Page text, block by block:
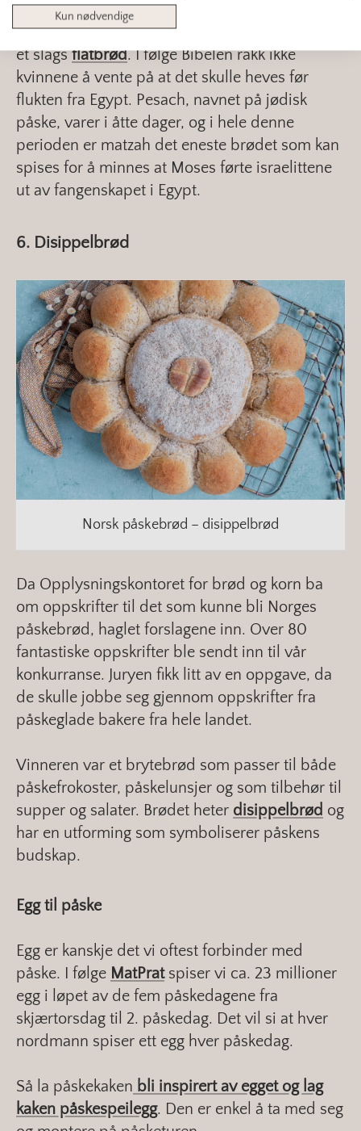
ikke har hevet) som er laget av mel og vann og
bakt på under 18 minutter, og som derfor ligner
et slagsflatbrød. I følge Bibelen rakk ikke
kvinnene å vente på at det skulle heves før
flukten fra Egypt. Pesach, navnet på jødisk
påske, varer i åtte dager, og i hele denne
perioden er matzah det eneste brødet som kan
spises for å minnes at Moses førte israelittene
ut av fangenskapet i Egypt.
6. Disippelbrød
Norsk påskebrød – disippelbrød
Da Opplysningskontoret for brød og korn ba
om oppskrifter til det som kunne bli Norges
påskebrød, haglet forslagene inn. Over 80
fantastiske oppskrifter ble sendt inn til vår
konkurranse. Juryen fikk litt av en oppgave, da
de skulle jobbe seg gjennom oppskrifter fra
påskeglade bakere fra hele landet.
Vinneren var et brytebrød som passer til både
påskefrokoster, påskelunsjer og som tilbehør til
supper og salater. Brødet heter disippelbrød og
har en utforming som symboliserer påskens
budskap.
Egg til påske
Egg er kanskje det vi oftest forbinder med
påske. I følge MatPratspiser vi ca. 23 millioner
egg i løpet av de fem påskedagene fra
skjærtorsdag til 2. påskedag. Det vil si at hver
nordmann spiser ett egg hver påskedag.
Så la påskekaken bli inspirert av egget og lag
kaken påskespeilegg. Den er enkel å ta med seg
Kun nødvendige